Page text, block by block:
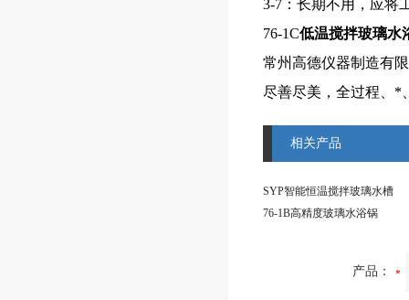
3-7：长期不用，应将
76-1C低温搅拌玻璃水
常州高德仪器制造有
尽善尽美，全过程、*
相关产品
SYP智能恒温搅拌玻璃水槽
76-1B高精度玻璃水浴锅
产品：